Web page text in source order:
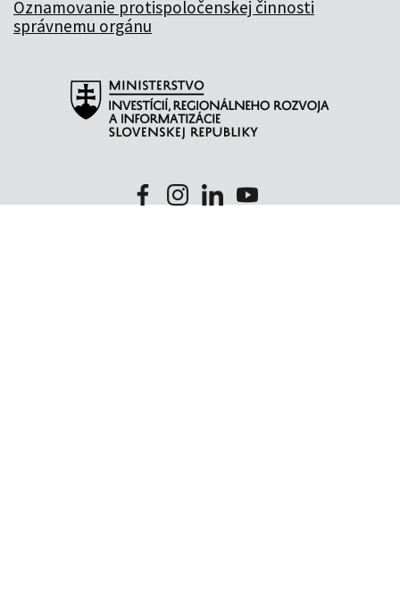
Oznamovanie protispoločenskej činnosti
správnemu orgánu